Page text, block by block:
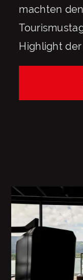
machten
Highlight